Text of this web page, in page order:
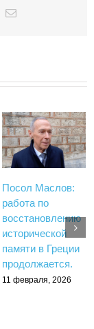
Email
Посол Маслов:
работа по
восстановлению
исторической
памяти в Греции
продолжается.
11 февраля, 2026